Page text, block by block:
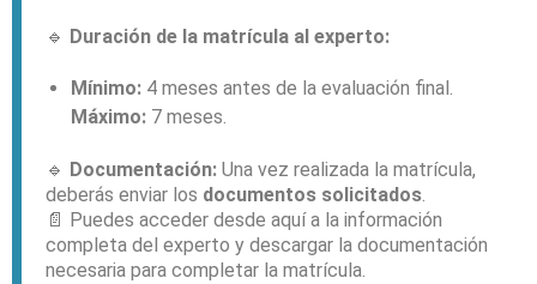
🔹 Duración de la matrícula al experto:
Mínimo: 4 meses antes de la evaluación final.
Máximo: 7 meses.
🔹 Documentación: Una vez realizada la matrícula,
deberás enviar los documentos solicitados.
📄 Puedes acceder desde aquí a la información
completa del experto y descargar la documentación
necesaria para completar la matrícula.